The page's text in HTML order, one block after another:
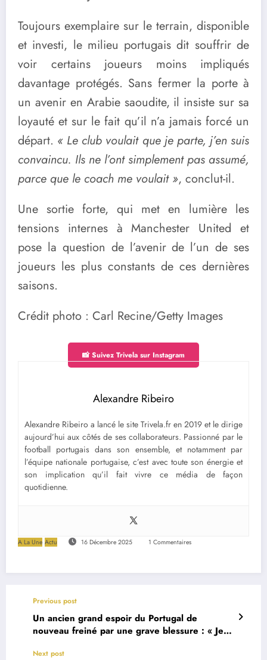
Toujours exemplaire sur le terrain, disponible
et investi, le milieu portugais dit souffrir de
voir certains joueurs moins impliqués
davantage protégés. Sans fermer la porte à
un avenir en Arabie saoudite, il insiste sur sa
loyauté et sur le fait qu’il n’a jamais forcé un
départ. « Le club voulait que je parte, j’en suis
convaincu. Ils ne l’ont simplement pas assumé,
parce que le coach me voulait », conclut-il.
Une sortie forte, qui met en lumière les
tensions internes à Manchester United et
pose la question de l’avenir de l’un de ses
joueurs les plus constants de ces dernières
saisons.
Crédit photo : Carl Recine/Getty Images
📸 Suivez Trivela sur Instagram
Alexandre Ribeiro
Alexandre Ribeiro a lancé le site Trivela.fr en 2019 et le dirige
aujourd’hui aux côtés de ses collaborateurs. Passionné par le
football portugais dans son ensemble, et notamment par
l’équipe nationale portugaise, c’est avec toute son énergie et
son implication qu’il fait vivre ce média de façon
quotidienne.
A La Une Actu 16 Décembre 2025 1 Commentaires
Previous post
Un ancien grand espoir du Portugal de
nouveau freiné par une grave blessure : « Je
Next post